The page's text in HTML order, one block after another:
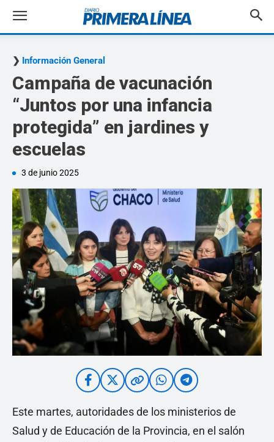
Información General
Campaña de vacunación
“Juntos por una infancia
protegida” en jardines y
escuelas
3 de junio 2025
Este martes, autoridades de los ministerios de
Salud y de Educación de la Provincia, en el salón